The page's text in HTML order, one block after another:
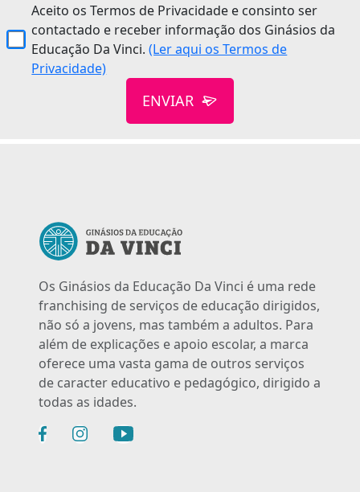
Aceito os Termos de Privacidade e consinto ser
contactado e receber informação dos Ginásios da
Educação Da Vinci.(Ler aqui os Termos de
Privacidade)
ENVIAR
Os Ginásios da Educação Da Vinci é uma rede
franchising de serviços de educação dirigidos,
não só a jovens, mas também a adultos. Para
além de explicações e apoio escolar, a marca
oferece uma vasta gama de outros serviços
de caracter educativo e pedagógico, dirigido a
todas as idades.